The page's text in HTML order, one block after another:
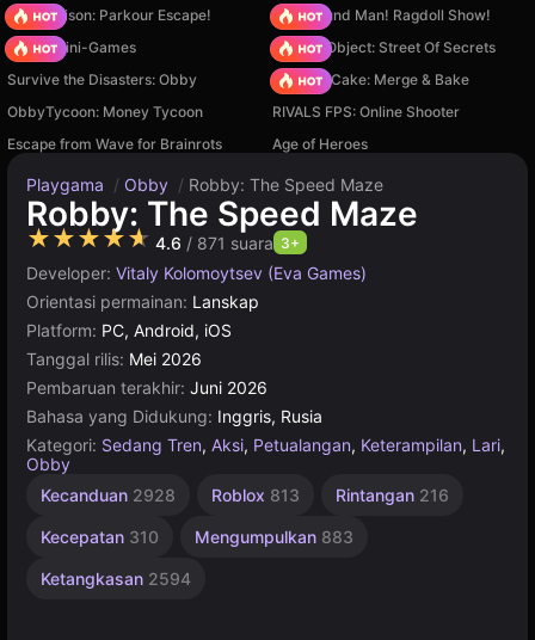
Barry Prison: Parkour Escape!
Playground Man! Ragdoll Show!
Obby: Mini-Games
Hidden Object: Street Of Secrets
Survive the Disasters: Obby
Piece of Cake: Merge & Bake
ObbyTycoon: Money Tycoon
RIVALS FPS: Online Shooter
Escape from Wave for Brainrots
Age of Heroes
Playgama / Obby / Robby: The Speed Maze
Robby: The Speed Maze
★★★★★ 4.6 / 871 suara 3+
Developer: Vitaly Kolomoytsev (Eva Games)
Orientasi permainan: Lanskap
Platform: PC, Android, iOS
Tanggal rilis: Mei 2026
Pembaruan terakhir: Juni 2026
Bahasa yang Didukung: Inggris, Rusia
Kategori: Sedang Tren, Aksi, Petualangan, Keterampilan, Lari,
Obby
Kecanduan 2928 Roblox 813 Rintangan 216
Kecepatan 310 Mengumpulkan 883
Ketangkasan 2594
1
4112
Petualangan